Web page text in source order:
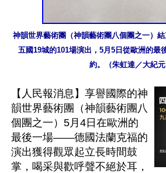
神韻世界藝術團（神韻藝術團八個團之一）
五國19城的101場演出，5月5日從歐洲的最
約。（朱虹達／大紀元
【人民報消息】享譽國際的神
韻世界藝術團（神韻藝術團八
個團之一）5月4日在歐洲的
最後一場——德國法蘭克福的
演出獲得觀眾起立長時間鼓
掌，喝采與歡呼聲不絕於耳，